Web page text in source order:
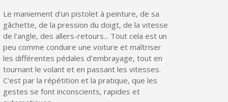
Le maniement d'un pistolet à peinture, de sa
gâchette, de la pression du doigt, de la vitesse
de l'angle, des allers-retours... Tout cela est un
peu comme conduire une voiture et maîtriser
les différentes pédales d'embrayage, tout en
tournant le volant et en passant les vitesses.
C'est par la répétition et la pratique, que les
gestes se font inconscients, rapides et